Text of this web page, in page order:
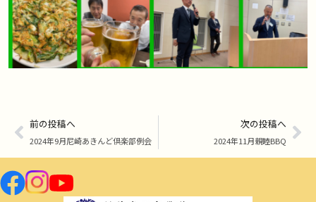
前の投稿へ
2024年9月尼崎あきんど倶楽部例会
次の投稿へ
2024年11月親睦BBQ